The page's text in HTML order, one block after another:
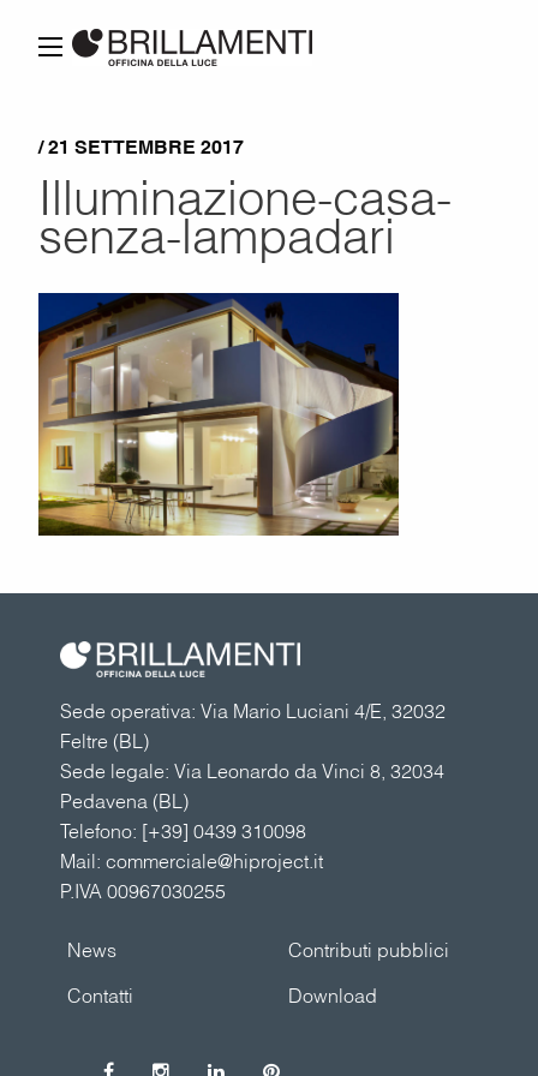
/ 21 SETTEMBRE 2017
Illuminazione-casa-
senza-lampadari
Sede operativa: Via Mario Luciani 4/E, 32032
Feltre (BL)
Sede legale: Via Leonardo da Vinci 8, 32034
Pedavena (BL)
Telefono: [+39] 0439 310098
Mail: commerciale@hiproject.it
P.IVA 00967030255
Contributi pubblici
News
Download
Contatti